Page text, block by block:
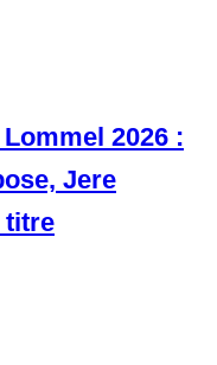
2026 :
Jere
titre